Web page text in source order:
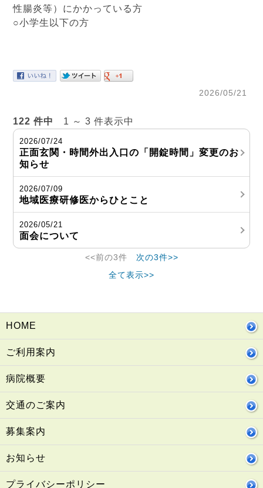
性腸炎等）にかかっている方
○小学生以下の方
2026/05/21
122 件中 1 ～ 3 件表示中
2026/07/24
正面玄関・時間外出入口の「開錠時間」変更のお
知らせ
2026/07/09
地域医療研修医からひとこと
2026/05/21
面会について
<<前の3件 次の3件>>
全て表示>>
HOME
ご利用案内
病院概要
交通のご案内
募集案内
お知らせ
プライバシーポリシー